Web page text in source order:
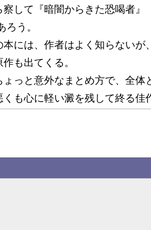
察して『暗闇からきた恐喝者』
ろう。
には、作者はよく知らないが
も出てくる。
っと意外なまとめ方で、全体
くも心に軽い澱を残して終る佳